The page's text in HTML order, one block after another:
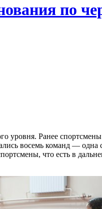
по
уровня. Ранее
восемь команд —
что есть в